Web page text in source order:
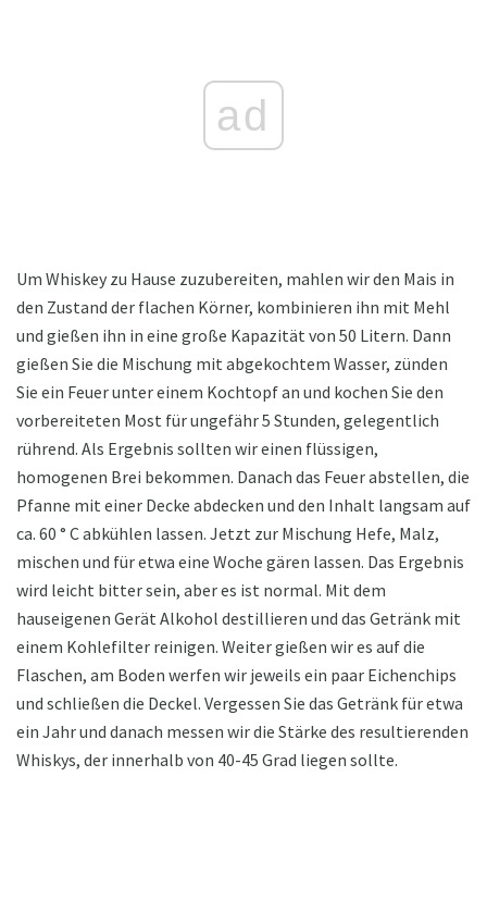
ad
Um Whiskey zu Hause zuzubereiten, mahlen wir den Mais in
den Zustand der flachen Körner, kombinieren ihn mit Mehl
und gießen ihn in eine große Kapazität von 50 Litern. Dann
gießen Sie die Mischung mit abgekochtem Wasser, zünden
Sie ein Feuer unter einem Kochtopf an und kochen Sie den
vorbereiteten Most für ungefähr 5 Stunden, gelegentlich
rührend. Als Ergebnis sollten wir einen flüssigen,
homogenen Brei bekommen. Danach das Feuer abstellen, die
Pfanne mit einer Decke abdecken und den Inhalt langsam auf
ca. 60 ° C abkühlen lassen. Jetzt zur Mischung Hefe, Malz,
mischen und für etwa eine Woche gären lassen. Das Ergebnis
wird leicht bitter sein, aber es ist normal. Mit dem
hauseigenen Gerät Alkohol destillieren und das Getränk mit
einem Kohlefilter reinigen. Weiter gießen wir es auf die
Flaschen, am Boden werfen wir jeweils ein paar Eichenchips
und schließen die Deckel. Vergessen Sie das Getränk für etwa
ein Jahr und danach messen wir die Stärke des resultierenden
Whiskys, der innerhalb von 40-45 Grad liegen sollte.